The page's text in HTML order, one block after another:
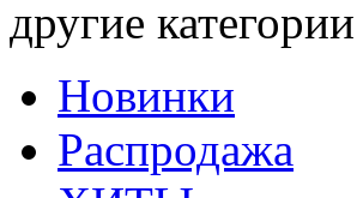
другие категории
Новинки
Распродажа